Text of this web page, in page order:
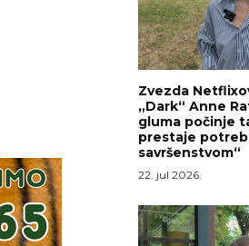
Zvezda
„Dark“ Anne
gluma počinje
prestaje
savršenstvom“
22. jul 2026.